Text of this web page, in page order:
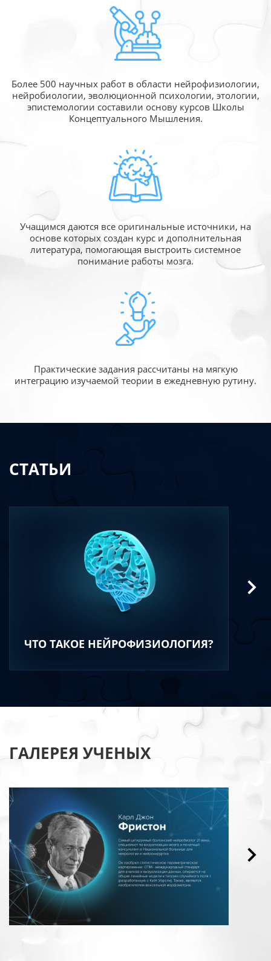
Более 500 научных работ в области нейрофизиологии,
нейробиологии, эволюционной психологии, этологии,
эпистемологии составили основу курсов Школы
Концептуального Мышления.
Учащимся даются все оригинальные источники, на
основе которых создан курс и дополнительная
литература, помогающая выстроить системное
понимание работы мозга.
Практические задания рассчитаны на мягкую
интеграцию изучаемой теории в ежедневную рутину.
СТАТЬИ
ЧТО ТАКОЕ НЕЙРОФИЗИОЛОГИЯ?
ГАЛЕРЕЯ УЧЕНЫХ